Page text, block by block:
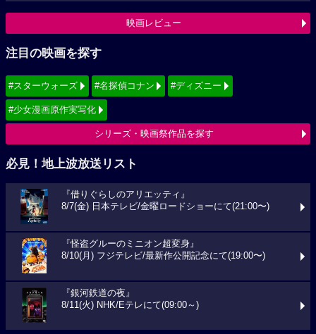
映画レビュー
注目の映画を探す
#スターウォーズ #名探偵コナン #ディズニー
#少女漫画原作実写化
シリーズ・映画祭作品を探す
必見！地上波放送リスト
『借りぐらしのアリエッティ』
8/7(金) 日本テレビ/金曜ロードショーにて(21:00〜)
『怪盗グルーのミニオン超変身』
8/10(月) フジテレビ/最新作公開記念にて(19:00〜)
『銀河鉄道の夜』
8/11(火) NHK/Eテレにて(09:00～)